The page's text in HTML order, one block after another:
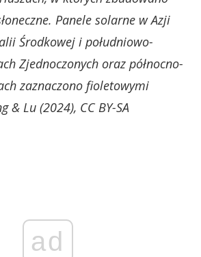
Panele solarne w Azji
Środkowej i południowo-
Zjednoczonych oraz północno-
zaznaczono fioletowymi
& Lu (2024), CC BY-SA
ad